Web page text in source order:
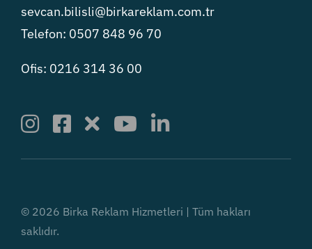
sevcan.bilisli@birkareklam.com.tr
Telefon: 0507 848 96 70
Ofis: 0216 314 36 00
© 2026 Birka Reklam Hizmetleri | Tüm hakları
saklıdır.